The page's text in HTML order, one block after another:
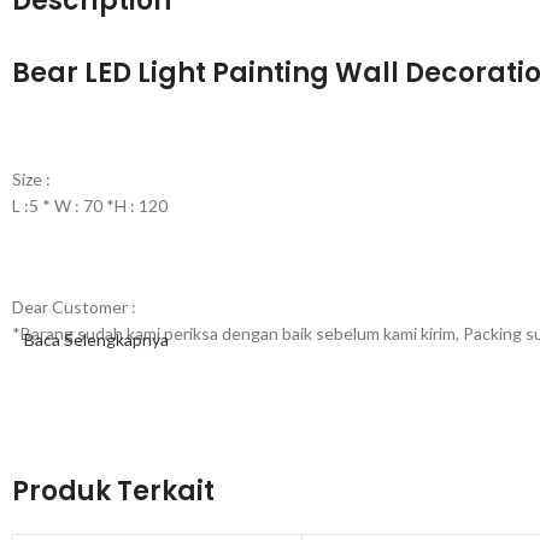
Bear LED Light Painting Wall
Size :
L :5 * W : 70 *H : 120
Dear Customer :
*Barang sudah kami periksa dengan baik sebelum kami kirim, Packing
Baca Selengkapnya
Produk Terkait